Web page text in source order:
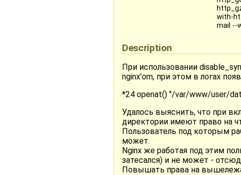
with-
mail --
Description
При использовании
nginx'om, при этом в логах
*24 openat() "/var/www/user/
Удалось выяснить, что при
директории имеют право на
Пользователь под которым
может.
Nginx же работая под этим
затесался) и не может -
Повышать права на